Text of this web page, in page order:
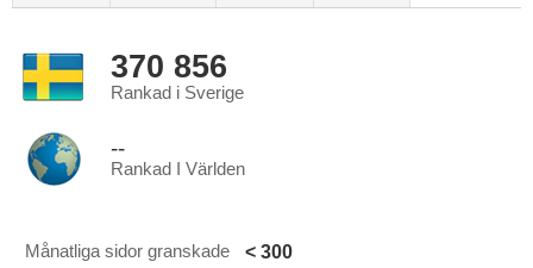
370 856
Rankad i Sverige
--
Rankad I Världen
Månatliga sidor granskade < 300